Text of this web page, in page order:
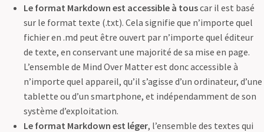
Le format Markdown est accessible à touscar il est basé
sur le format texte (.txt). Cela signifie que n’importe quel
fichier en .md peut être ouvert par n’importe quel éditeur
de texte, en conservant une majorité de sa mise en page.
L’ensemble de Mind Over Matter est donc accessible à
n’importe quel appareil, qu’il s’agisse d’un ordinateur, d’une
tablette ou d’un smartphone, et indépendamment de son
système d’exploitation.
Le format Markdown est léger, l’ensemble des textes qui